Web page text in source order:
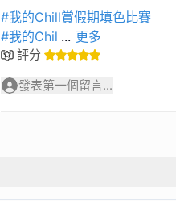
#我的Chill賞假期填色比賽
#我的Chil ... 更多
評分
發表第一個留言...